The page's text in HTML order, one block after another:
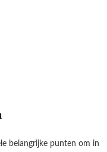
belangrijke punten om in